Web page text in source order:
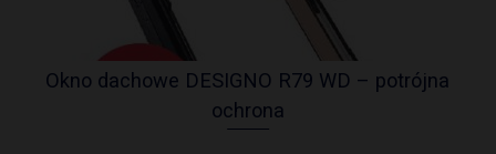
Okno dachowe DESIGNO R79 WD – potrójna
ochrona